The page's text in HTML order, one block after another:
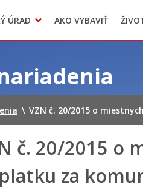
ÚRAD
Voľba
AKO VYBAVIŤLIMKA
\ VZN č. 20/2015 o
č. 20/2015 o
za